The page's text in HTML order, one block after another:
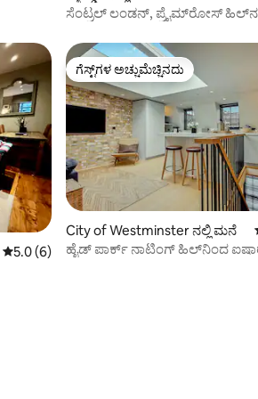
ಸೆಂಟ್ರಲ್ ಲಂಡನ್, ಪ್ರೈಮ್‌ರೋಸ್
5 ರಲ್ಲಿ 5.0 ಸರಾಸರಿ ರೇಟಿಂಗ್, 6 ವಿಮರ್ಶೆಗಳು
5.0 (6)
ಗೆಸ್ಟ್‌ಗಳ ಅಚ್ಚುಮೆಚ್ಚಿನದು
ಗೆಸ್ಟ್‌ಗಳ ಅಚ್ಚುಮೆಚ್ಚಿನದು
City of Westminster ನಲ್ಲಿ ಮನೆ
ಹೈಡ್ ಪಾರ್ಕ್ ನಾಟಿಂಗ್ ಹಿಲ್‌ನಿಂದ